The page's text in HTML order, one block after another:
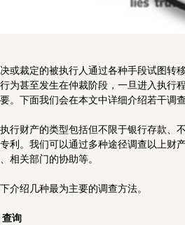
或裁定的被执行人通过各种手段试图转
为甚至发生在仲裁阶段，一旦进入执行
。下面我们会在本文中详细介绍若干调
行财产的类型包括但不限于银行存款、
利。我们可以通过多种途径调查以上财
相关部门的协助等。
介绍几种最为主要的调查方法。
查询